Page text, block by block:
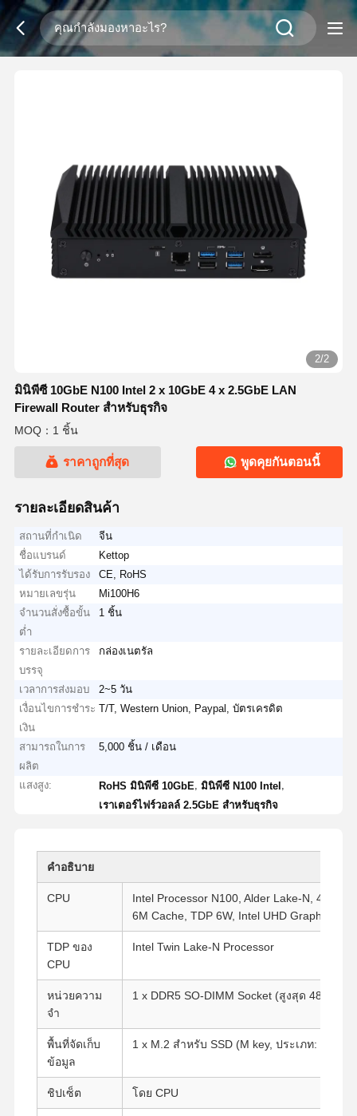
2/2
มินิพีซี 10GbE N100 Intel 2 x 10GbE 4 x 2.5GbE LAN
Firewall Router สำหรับธุรกิจ
MOQ：1 ชิ้น
ราคาถูกที่สุด พูดคุยกันตอนนี้
รายละเอียดสินค้า
สถานที่กำเนิด
จีน
ชื่อแบรนด์
Kettop
ได้รับการรับรอง
CE, RoHS
หมายเลขรุ่น
Mi100H6
จำนวนสั่งซื้อขั้น
ต่ำ
1 ชิ้น
รายละเอียดการ
บรรจุ
กล่องเนตรัล
เวลาการส่งมอบ
2~5 วัน
เงื่อนไขการชำระ
เงิน
T/T, Western Union, Paypal, บัตรเครดิต
สามารถในการ
ผลิต
5,000 ชิ้น / เดือน
แสงสูง: RoHS มินิพีซี 10GbE ,มินิพีซี N100 Intel
เราเตอร์ไฟร์วอลล์ 2.5GbE สำหรับธุรกิจ
คำอธิบาย
CPU
Intel Processor N100, Alder Lake-N, 4
6M Cache, TDP 6W, Intel UHD Graphics
TDP ของ
CPU
Intel Twin Lake-N Processor
หน่วยความ
จำ
1 x DDR5 SO-DIMM Socket (สูงสุด 48G)
พื้นที่จัดเก็บ
ข้อมูล
1 x M.2 สำหรับ SSD (M key, ประเภท: 2280,
ชิปเซ็ต โดย CPU